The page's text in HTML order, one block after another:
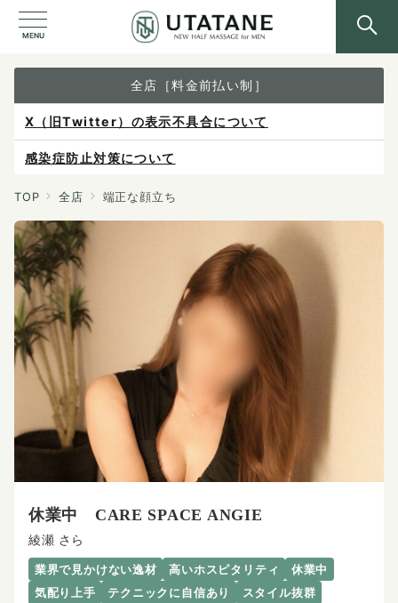
MENU
全店［料金前払い制］
X（旧Twitter）の表示不具合について
感染症防止対策について
ご予約は各店へ直接お問い合わせください。
料金は当日施術前にお支払いください。
TOP 全店 端正な顔立ち
休業中 CARE SPACE ANGIE
綾瀬 さら
業界で見かけない逸材 高いホスピタリティ
休業中
気配り上手
テクニックに自信あり
スタイル抜群